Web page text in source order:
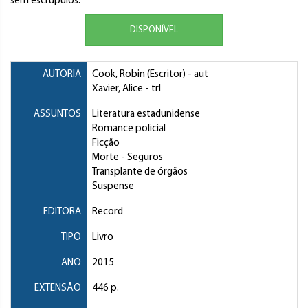
DISPONÍVEL
AUTORIA Cook, Robin (Escritor) - aut
Xavier, Alice - trl
ASSUNTOS
Literatura estadunidense
Romance policial
Ficção
Morte - Seguros
Transplante de órgãos
Suspense
EDITORA Record
TIPO Livro
ANO 2015
EXTENSÃO 446 p.